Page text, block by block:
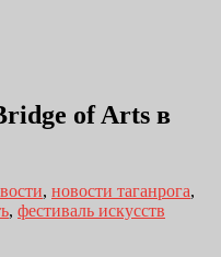
of Arts в
, новости таганрога,
, фестиваль искусств